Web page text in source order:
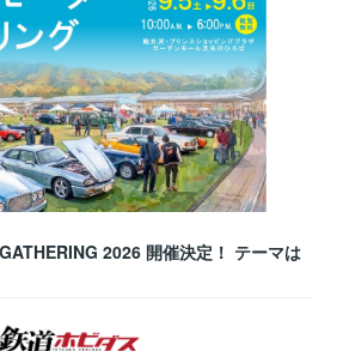
2026 開催決定！ テーマは